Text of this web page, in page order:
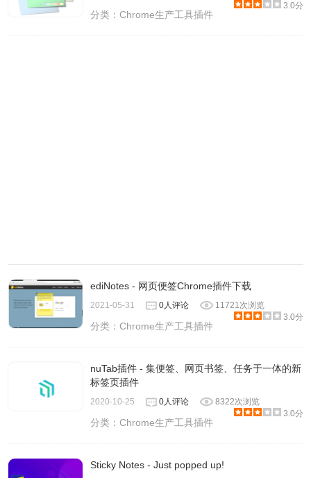
3.0分
分类：Chrome生产工具插件
ediNotes - 网页便签Chrome插件下载
2021-05-31 0人评论
11721次浏览
3.0分
分类：Chrome生产工具插件
nuTab插件 - 集便签、网页书签、任务于一体的新
标签页插件
2020-10-25 0人评论
8322次浏览
3.0分
分类：Chrome生产工具插件
Sticky Notes - Just popped up!